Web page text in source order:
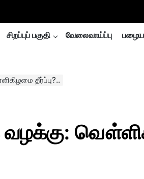
சிறப்புப் பகுதி வேலைவாய்ப்பு
தீர்ப்பு?..
வழக்கு: